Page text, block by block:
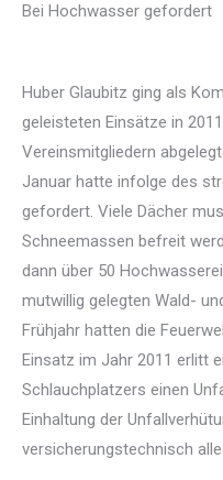
Bei Hochwasser gefordert
Huber Glaubitz ging als
geleisteten Einsätze in
Vereinsmitgliedern
Januar hatte infolge des
gefordert. Viele Dächer
Schneemassen befreit
dann über 50
mutwillig gelegten Wald-
Frühjahr hatten die
Einsatz im Jahr 2011 erlitt
Schlauchplatzers einen
Einhaltung der
versicherungstechnisch